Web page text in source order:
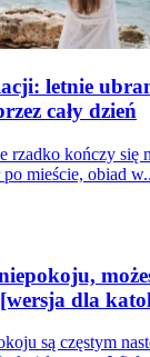
letnie
cały dzień
rzadko kończy się
mieście, obiad
dla
są częstym